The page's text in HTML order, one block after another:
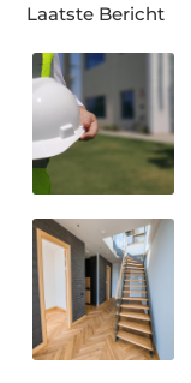
Laatste Bericht